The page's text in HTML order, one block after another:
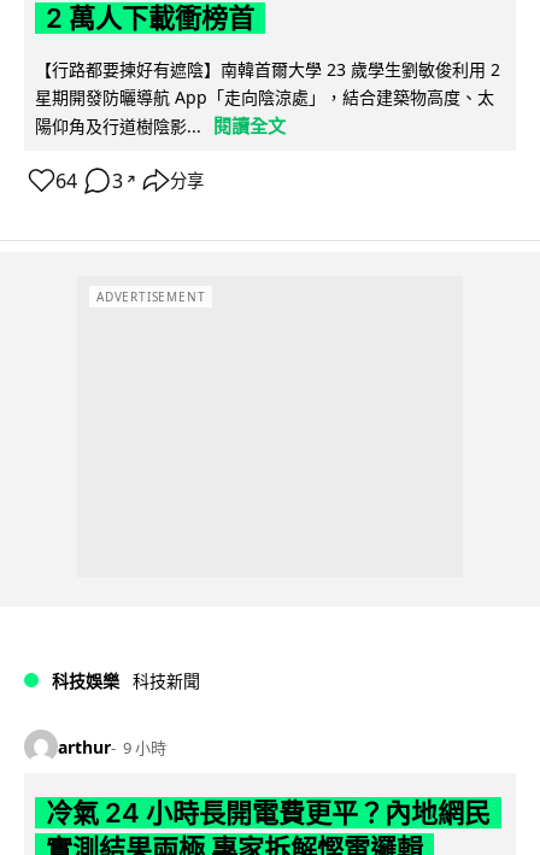
2 萬人下載衝榜首
【行路都要揀好有遮陰】南韓首爾大學 23 歲學生劉敏俊利用 2
星期開發防曬導航 App「走向陰涼處」，結合建築物高度、太
陽仰角及行道樹陰影...
閱讀全文
64 3 ↗ 分享
ADVERTISEMENT
科技娛樂 科技新聞
arthur 9 小時
冷氣 24 小時長開電費更平？內地網民